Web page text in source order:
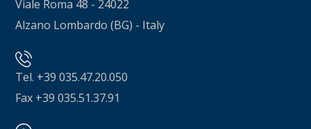
Viale Roma 48 - 24022
Alzano Lombardo (BG) - Italy
Tel. +39 035.47.20.050
Fax +39 035.51.37.91